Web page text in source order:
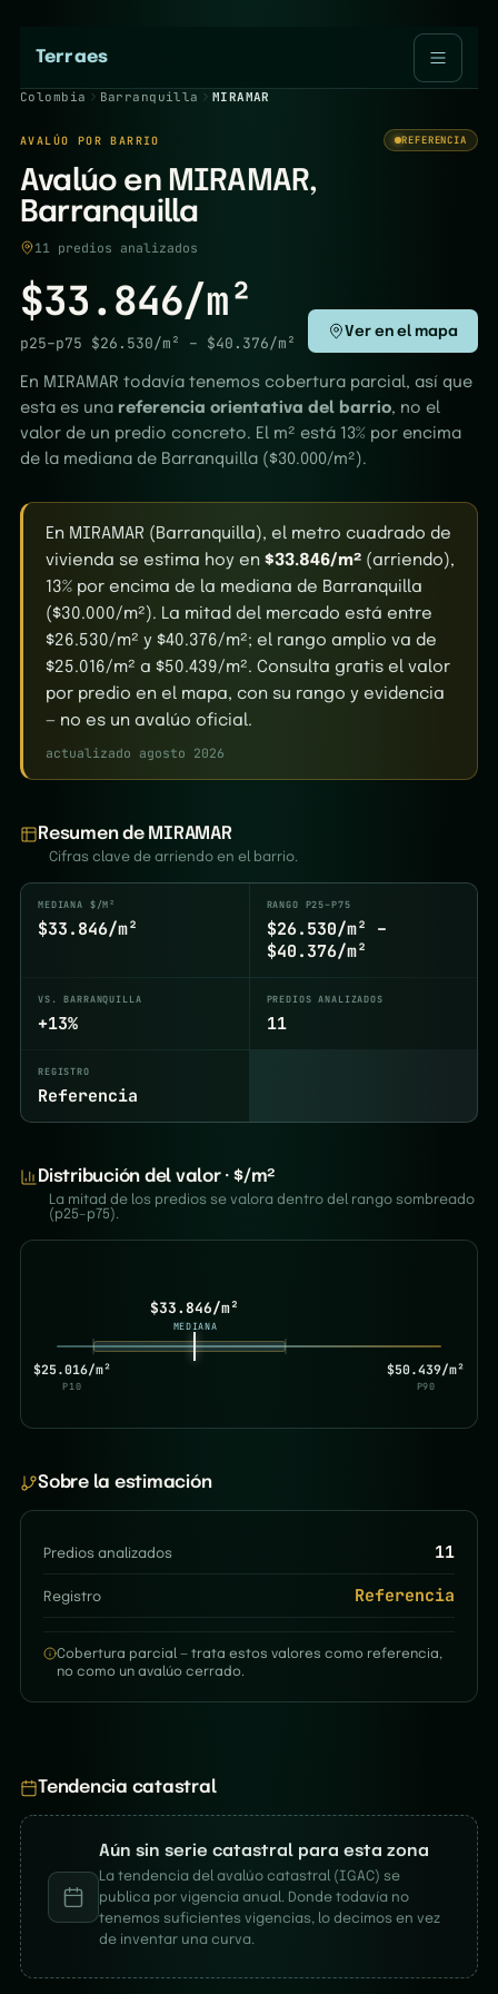
Terraes
Colombia Barranquilla MIRAMAR
AVALÚO POR BARRIO REFERENCIA
Avalúo en MIRAMAR,
Barranquilla
11 predios analizados
$33.846/m²
p25–p75 $26.530/m² – $40.376/m²
Ver en el mapa
En MIRAMAR todavía tenemos cobertura parcial, así que
esta es una referencia orientativa del barrio, no el
valor de un predio concreto. El m² está 13% por encima
de la mediana de Barranquilla ($30.000/m²).
En MIRAMAR (Barranquilla), el metro cuadrado de
vivienda se estima hoy en $33.846/m² (arriendo),
13% por encima de la mediana de Barranquilla
($30.000/m²). La mitad del mercado está entre
$26.530/m² y $40.376/m²; el rango amplio va de
$25.016/m² a $50.439/m². Consulta gratis el valor
por predio en el mapa, con su rango y evidencia
— no es un avalúo oficial.
actualizado agosto 2026
Resumen de MIRAMAR
Cifras clave de arriendo en el barrio.
MEDIANA $/M²
$33.846/m²
RANGO P25–P75
$26.530/m² –
$40.376/m²
VS. BARRANQUILLA
+13%
PREDIOS ANALIZADOS
11
REGISTRO
Referencia
Distribución del valor · $/m²
La mitad de los predios se valora dentro del rango sombreado
(p25–p75).
$25.016/m²
P10
$33.846/m²
MEDIANA
$50.439/m²
P90
Sobre la estimación
Predios analizados 11
Registro Referencia
Cobertura parcial — trata estos valores como referencia,
no como un avalúo cerrado.
Tendencia catastral
Aún sin serie catastral para esta zona
La tendencia del avalúo catastral (IGAC) se
publica por vigencia anual. Donde todavía no
tenemos suficientes vigencias, lo decimos en vez
de inventar una curva.